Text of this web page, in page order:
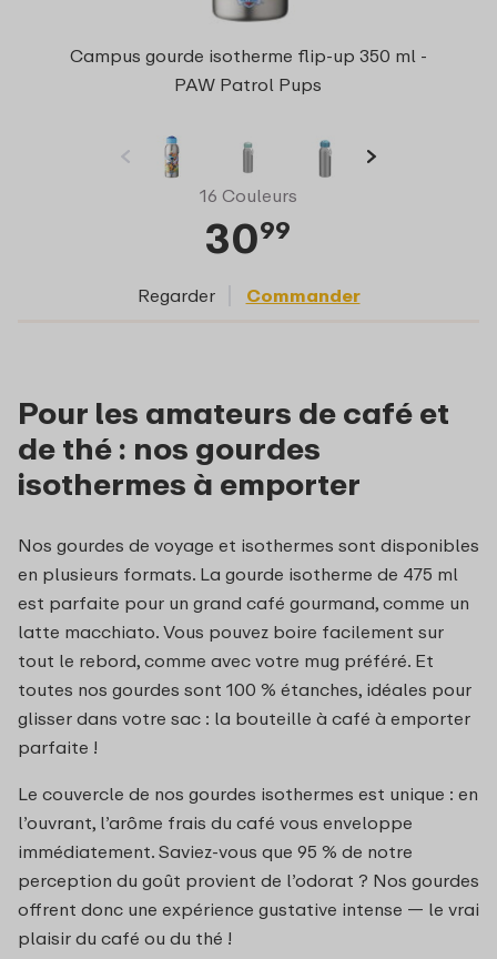
Campus gourde isotherme flip-up 350 ml -
PAW Patrol Pups
16 Couleurs
3099
Regarder Commander
Pour les amateurs de café et
de thé : nos gourdes
isothermes à emporter
Nos gourdes de voyage et isothermes sont disponibles
en plusieurs formats. La gourde isotherme de 475 ml
est parfaite pour un grand café gourmand, comme un
latte macchiato. Vous pouvez boire facilement sur
tout le rebord, comme avec votre mug préféré. Et
toutes nos gourdes sont 100 % étanches, idéales pour
glisser dans votre sac : la bouteille à café à emporter
parfaite !
Le couvercle de nos gourdes isothermes est unique : en
l’ouvrant, l’arôme frais du café vous enveloppe
immédiatement. Saviez-vous que 95 % de notre
perception du goût provient de l’odorat ? Nos gourdes
offrent donc une expérience gustative intense — le vrai
plaisir du café ou du thé !